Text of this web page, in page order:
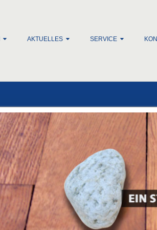
AKTUELLES SERVICE